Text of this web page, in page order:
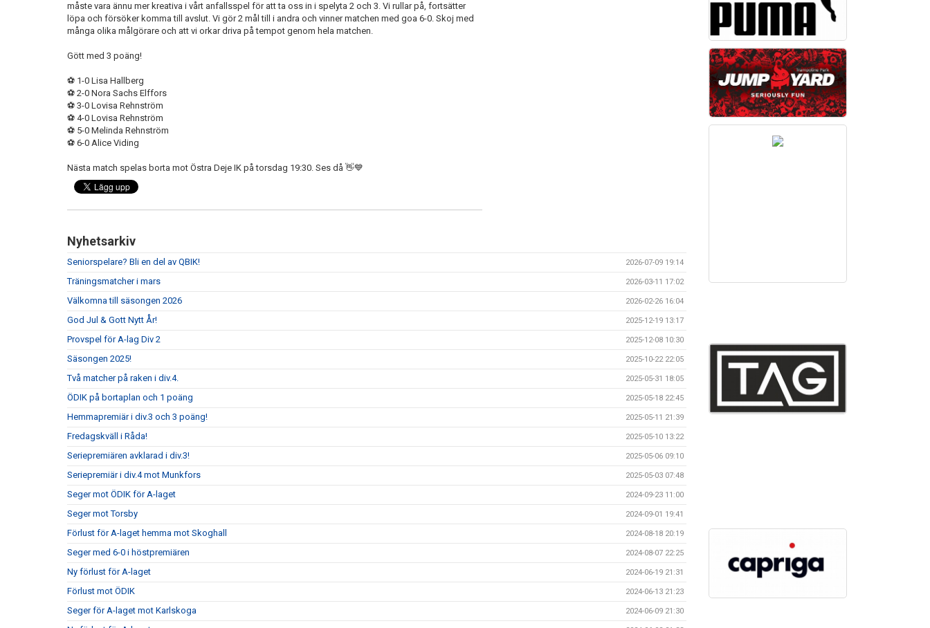
måste vara ännu mer kreativa i vårt anfallsspel för att ta oss in i spelyta 2 och 3. Vi rullar på, fortsätter
löpa och försöker komma till avslut. Vi gör 2 mål till i andra och vinner matchen med goa 6-0. Skoj med
många olika målgörare och att vi orkar driva på tempot genom hela matchen.
Gött med 3 poäng!
⚽️ 1-0 Lisa Hallberg
⚽️ 2-0 Nora Sachs Elffors
⚽️ 3-0 Lovisa Rehnström
⚽️ 4-0 Lovisa Rehnström
⚽️ 5-0 Melinda Rehnström
⚽️ 6-0 Alice Viding
Nästa match spelas borta mot Östra Deje IK på torsdag 19:30. Ses då 👋💙
Nyhetsarkiv
Seniorspelare? Bli en del av QBIK! 2026-07-09 19:14
Träningsmatcher i mars 2026-03-11 17:02
Välkomna till säsongen 2026 2026-02-26 16:04
God Jul & Gott Nytt År! 2025-12-19 13:17
Provspel för A-lag Div 2 2025-12-08 10:30
Säsongen 2025! 2025-10-22 22:05
Två matcher på raken i div.4. 2025-05-31 18:05
ÖDIK på bortaplan och 1 poäng 2025-05-18 22:45
Hemmapremiär i div.3 och 3 poäng! 2025-05-11 21:39
Fredagskväll i Råda! 2025-05-10 13:22
Seriepremiären avklarad i div.3! 2025-05-06 09:10
Seriepremiär i div.4 mot Munkfors 2025-05-03 07:48
Seger mot ÖDIK för A-laget 2024-09-23 11:00
Seger mot Torsby 2024-09-01 19:41
Förlust för A-laget hemma mot Skoghall 2024-08-18 20:19
Seger med 6-0 i höstpremiären 2024-08-07 22:25
Ny förlust för A-laget 2024-06-19 21:31
Förlust mot ÖDIK 2024-06-13 21:23
Seger för A-laget mot Karlskoga 2024-06-09 21:30